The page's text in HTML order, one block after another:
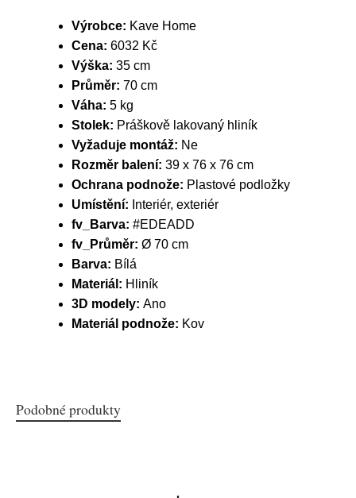
Výrobce: Kave Home
Cena: 6032 Kč
Výška: 35 cm
Průměr: 70 cm
Váha: 5 kg
Stolek: Práškově lakovaný hliník
Vyžaduje montáž: Ne
Rozměr balení: 39 x 76 x 76 cm
Ochrana podnože: Plastové podložky
Umístění: Interiér, exteriér
fv_Barva: #EDEADD
fv_Průměr: Ø 70 cm
Barva: Bílá
Materiál: Hliník
3D modely: Ano
Materiál podnože: Kov
Podobné produkty